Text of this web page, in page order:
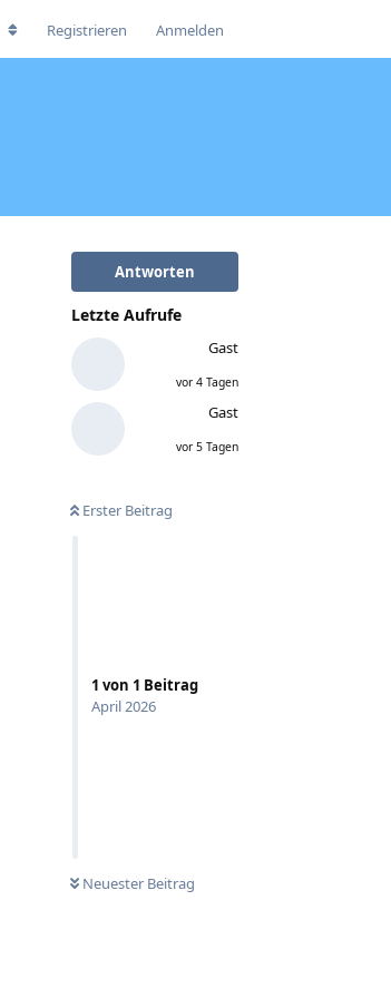
Registrieren Anmelden
Antworten
Letzte Aufrufe
Gast
vor 4 Tagen
Gast
vor 5 Tagen
Erster Beitrag
1 von 1 Beitrag
April 2026
Neuester Beitrag